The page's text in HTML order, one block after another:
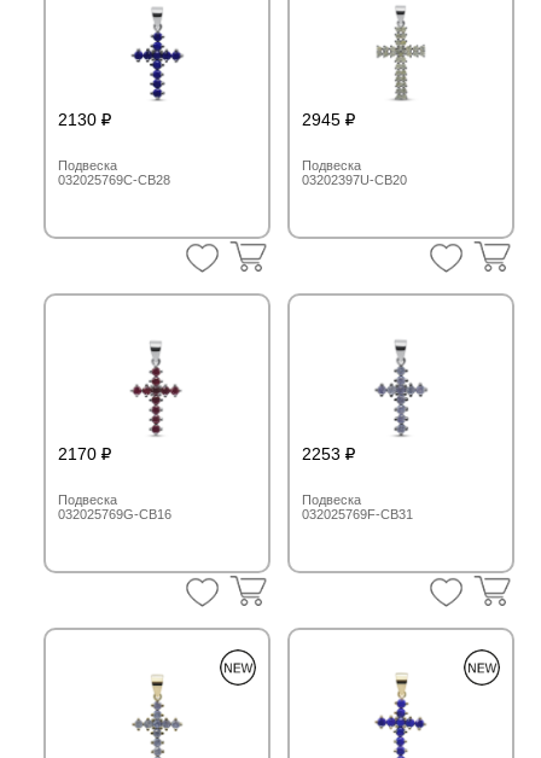
2945
Подвеска
03202397U-CB20
2130
Подвеска
032025769C-CB28
2253
Подвеска
032025769F-CB31
2170
Подвеска
032025769G-CB16